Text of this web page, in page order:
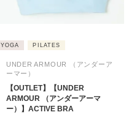
YOGA PILATES
UNDER ARMOUR （アンダーア
ーマー）
【OUTLET】【UNDER
ARMOUR （アンダーアーマ
ー）】ACTIVE BRA